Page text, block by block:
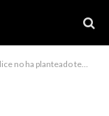
ninguna iniciativa o planteamiento asociado a la eliminación de la patria potestad de padres y la pedofilia